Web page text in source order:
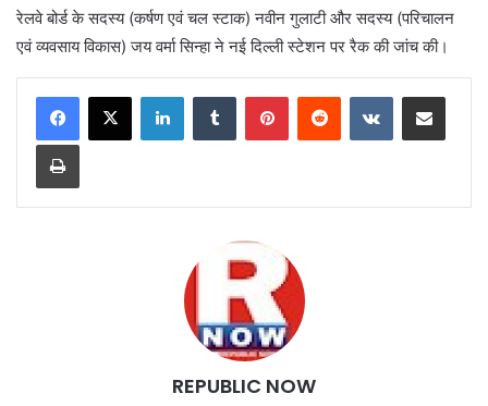
रेलवे बोर्ड के सदस्य (कर्षण एवं चल स्टाक) नवीन गुलाटी और सदस्य (परिचालन
एवं व्यवसाय विकास) जय वर्मा सिन्हा ने नई दिल्ली स्टेशन पर रैक की जांच की।
LinkedInTumblr PinterestReddit VKontakteShare via Email
Print
REPUBLIC NOW